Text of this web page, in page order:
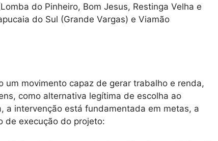
do Pinheiro, Bom Jesus, Restinga Velha e
do Sul (Grande Vargas) e Viamão
um movimento capaz de gerar trabalho e renda,
como alternativa legítima de escolha ao
a intervenção está fundamentada em metas, a
de execução do projeto: